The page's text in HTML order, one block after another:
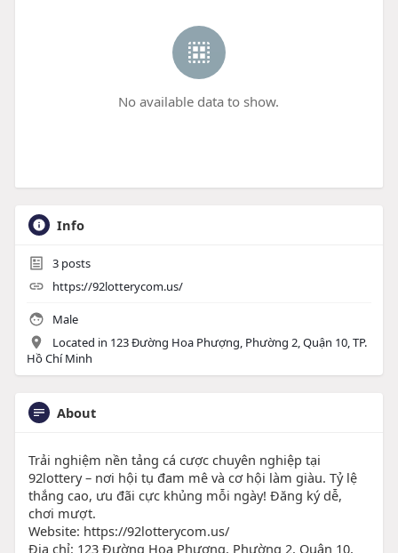
No available data to show.
Info
3posts
https://92lotterycom.us/
Male
Located in 123 Đường Hoa Phượng, Phường 2, Quận 10, TP.
Hồ Chí Minh
About
Trải nghiệm nền tảng cá cược chuyên nghiệp tại
92lottery – nơi hội tụ đam mê và cơ hội làm giàu. Tỷ lệ
thắng cao, ưu đãi cực khủng mỗi ngày! Đăng ký dễ,
chơi mượt.
Website: https://92lotterycom.us/
Địa chỉ: 123 Đường Hoa Phượng, Phường 2, Quận 10,